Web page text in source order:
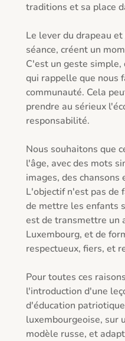
traditions et sa place
Le lever du drapeau
séance, créent un
C'est un geste
qui rappelle que nous
communauté. Cela
prendre au sérieux
responsabilité.
Nous souhaitons que
l'âge, avec des mots
images, des chansons
L'objectif n'est pas de
de mettre les enfants
est de transmettre un
Luxembourg, et de
respectueux, fiers, et
Pour toutes ces
l'introduction d'une
d'éducation
luxembourgeoise, sur
modèle russe, et